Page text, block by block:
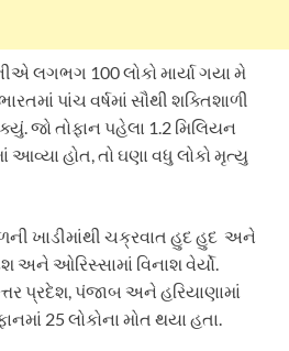
લગભગ 100 લોકો માર્યા ગયા મે
પાંચ વર્ષમાં સૌથી શક્તિશાળી
જો તોફાન પહેલા 1.2 મિલિયન
આવ્યા હોત, તો ઘણા વધુ લોકો મૃત્યુ
ખાડીમાંથી ચક્રવાત હુદ હુદ અને
ઓરિસ્સામાં વિનાશ વેર્યો.
પ્રદેશ, પંજાબ અને હરિયાણામાં
25 લોકોના મોત થયા હતા.